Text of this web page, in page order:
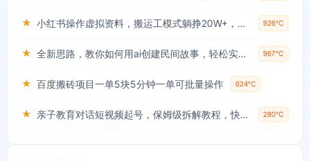
★ 小红书操作虚拟资料，搬运工模式躺挣20W+，互联网的低成本路子！ 926℃
★ 全新思路，教你如何用ai创建民间故事，轻松实现月入过万【揭秘】 967℃
★ 百度搬砖项目一单5块5分钟一单可批量操作 624℃
★ 亲子教育对话短视频起号，保姆级拆解教程，快速起千粉万粉号 280℃